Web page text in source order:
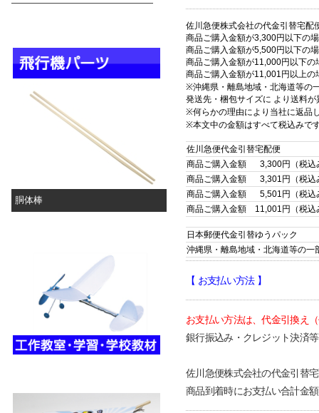
佐川急便株式会社の代金引替宅配
商品ご購入金額が3,300円以下の
商品ご購入金額が5,500円以下の
商品ご購入金額が11,000円以下
商品ご購入金額が11,001円以上
※沖縄県・離島地域・北海道等の
発送先・梱包サイズに より送料が
※何らかの理由により当社に返品
※本文中の金額はすべて税込みで
佐川急便代金引替宅配便
商品ご購入金額
3,300円（税込
商品ご購入金額
3,301円（税込
商品ご購入金額
5,501円（税込
商品ご購入金額 11,001円（税込
日本郵便代金引替ゆうパック
沖縄県・離島地域・北海道等の一
【 お支払い方法 】
お支払い方法は、代金引換え
銀行振込み・クレジット決済等
佐川急便株式会社の代金引替
商品到着時にお支払い合計金
胴体棒